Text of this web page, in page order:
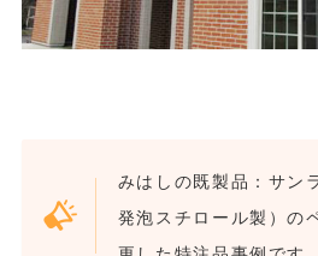
みはしの既製品：サン
発泡スチロール製）の